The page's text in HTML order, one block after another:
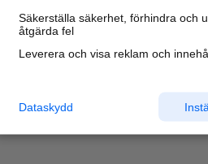
Säkerställa säkerhet, förhindra och
åtgärda fel
Leverera och visa reklam och
Dataskydd